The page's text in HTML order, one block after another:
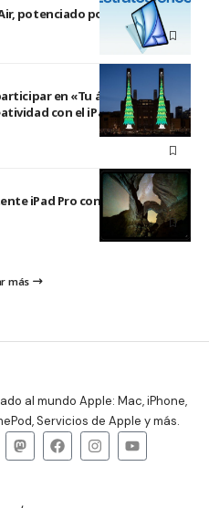
potenciado por el M4
en «Tu árbol en
con el iPad esta
iPad Pro con el chip M5
más
al mundo Apple: Mac, iPhone,
Servicios de Apple y más.